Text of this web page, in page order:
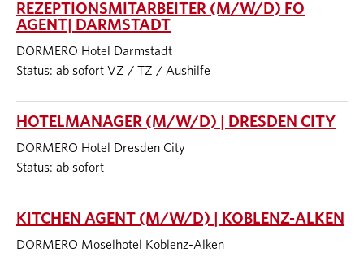
REZEPTIONSMITARBEITER (M/W/D) FO
AGENT| DARMSTADT
DORMERO Hotel Darmstadt
Status: ab sofort VZ / TZ / Aushilfe
HOTELMANAGER (M/W/D) | DRESDEN CITY
DORMERO Hotel Dresden City
Status: ab sofort
KITCHEN AGENT (M/W/D) | KOBLENZ-ALKEN
DORMERO Moselhotel Koblenz-Alken